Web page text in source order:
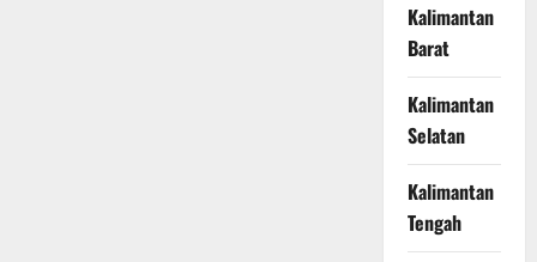
Kalimantan
Barat
Kalimantan
Selatan
Kalimantan
Tengah